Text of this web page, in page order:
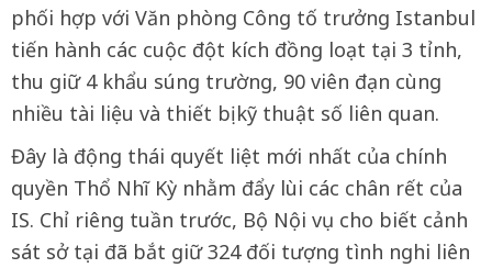
phối hợp với Văn phòng Công tố trưởng Istanbul
tiến hành các cuộc đột kích đồng loạt tại 3 tỉnh,
thu giữ 4 khẩu súng trường, 90 viên đạn cùng
nhiều tài liệu và thiết bị kỹ thuật số liên quan.
Đây là động thái quyết liệt mới nhất của chính
quyền Thổ Nhĩ Kỳ nhằm đẩy lùi các chân rết của
IS. Chỉ riêng tuần trước, Bộ Nội vụ cho biết cảnh
sát sở tại đã bắt giữ 324 đối tượng tình nghi liên